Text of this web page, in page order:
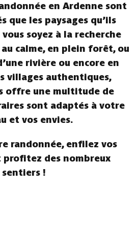
en Ardenne sont
que les paysages qu’ils
soyez à la recherche
calme, en plein forêt, ou
rivière ou encore en
villages authentiques,
offre une multitude de
sont adaptés à votre
et vos envies.
randonnée, enfilez vos
profitez des nombreux
sentiers !